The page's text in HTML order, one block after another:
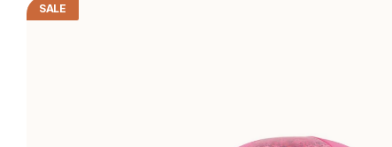
SALE